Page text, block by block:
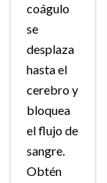
coágulo
se
desplaza
hasta el
cerebro y
bloquea
el flujo de
sangre.
Obtén